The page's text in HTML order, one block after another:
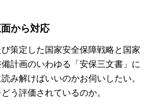
から対応
策定した国家安全保障戦略と国家
計画のいわゆる「安保三文書」に
み解けばいいのかお伺いしたい。
う評価されているのか。